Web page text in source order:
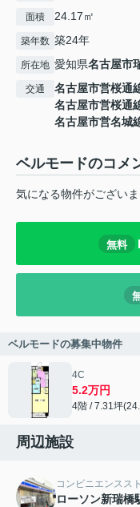
面積 24.17㎡
築年数 築24年
所在地 愛知県名古屋市
交通 名古屋市営桜通
名古屋市営桜通
名古屋市営名城
ベルモードのコメ
気になる物件がござい
無料
ベルモードの募集中物件
4C
5.2万円
4階 / 7.31坪
周辺施設
コンビニエンスス
ローソン新瑞橋